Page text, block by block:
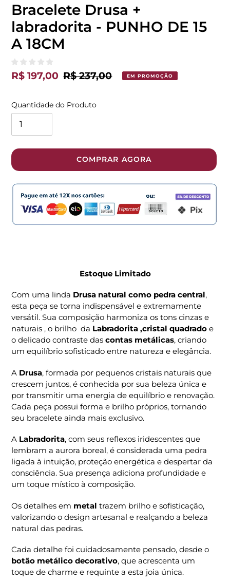
Bracelete Drusa +
labradorita - PUNHO DE 15
A 18CM
Preço
R$ 197,00 Preço
R$ 237,00 EM PROMOÇÃO
Quantidade do Produto
COMPRAR AGORA
seu
carrinho
Estoque Limitado
Com uma linda Drusa natural como pedra central,
esta peça se torna indispensável e extremamente
versátil. Sua composição harmoniza os tons cinzas e
naturais , o brilho da Labradorita ,cristal quadrado e
o delicado contraste das contas metálicas, criando
um equilíbrio sofisticado entre natureza e elegância.
A Drusa, formada por pequenos cristais naturais que
crescem juntos, é conhecida por sua beleza única e
por transmitir uma energia de equilíbrio e renovação.
Cada peça possui forma e brilho próprios, tornando
seu bracelete ainda mais exclusivo.
A Labradorita, com seus reflexos iridescentes que
lembram a aurora boreal, é considerada uma pedra
ligada à intuição, proteção energética e despertar da
consciência. Sua presença adiciona profundidade e
um toque místico à composição.
Os detalhes em metal trazem brilho e sofisticação,
valorizando o design artesanal e realçando a beleza
natural das pedras.
Cada detalhe foi cuidadosamente pensado, desde o
botão metálico decorativo, que acrescenta um
toque de charme e requinte a esta joia única.